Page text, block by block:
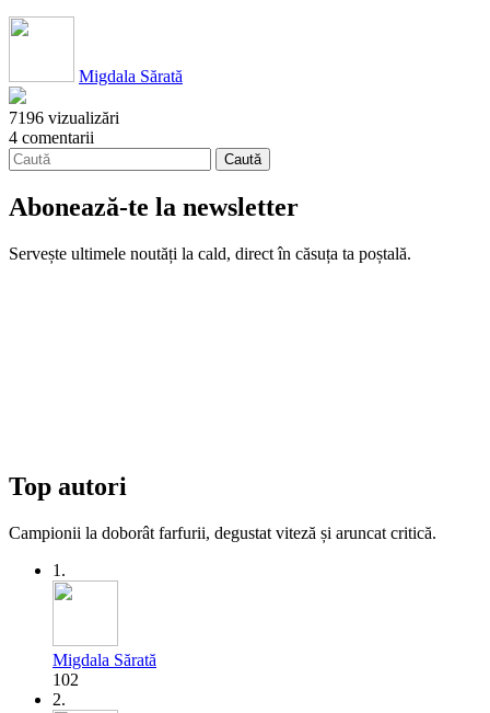
Migdala Sărată
7196 vizualizări
4 comentarii
Abonează-te la newsletter
Servește ultimele noutăți la cald, direct în căsuța ta poștală.
Top autori
Campionii la doborât farfurii, degustat viteză și aruncat critică.
1.
Migdala Sărată
102
2.